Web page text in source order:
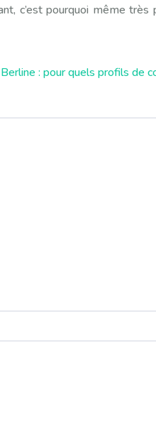
c’est pourquoi même très
Berline : pour quels profils de